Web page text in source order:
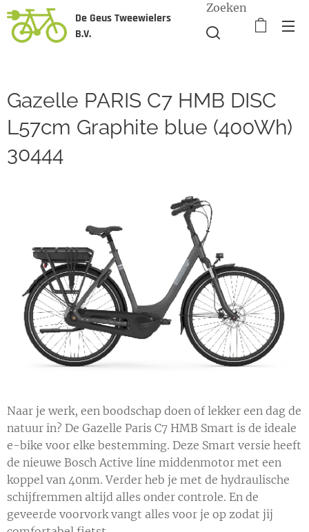
De Geus Tweewielers
B.V.
Zoeken
Gazelle PARIS C7 HMB DISC
L57cm Graphite blue (400Wh)
30444
Naar je werk, een boodschap doen of lekker een dag de
natuur in? De Gazelle Paris C7 HMB Smart is de ideale
e-bike voor elke bestemming. Deze Smart versie heeft
de nieuwe Bosch Active line middenmotor met een
koppel van 40nm. Verder heb je met de hydraulische
schijfremmen altijd alles onder controle. En de
geveerde voorvork vangt alles voor je op zodat jij